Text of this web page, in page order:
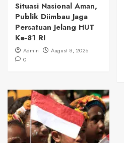
Situasi Nasional Aman,
Publik Diimbau Jaga
Persatuan Jelang HUT
Ke-81 RI
Admin
August 8, 2026
0